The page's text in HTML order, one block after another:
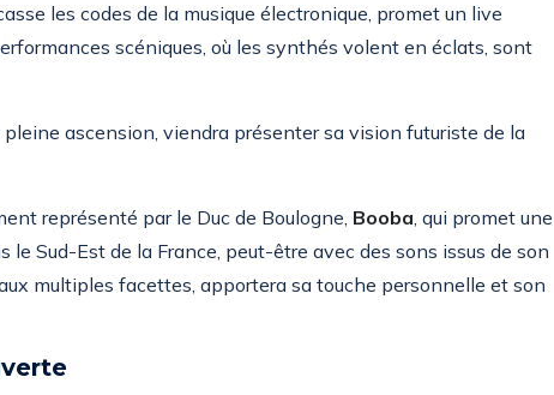
les codes de la musique électronique, promet un live
scéniques, où les synthés volent en éclats, sont
pleine ascension, viendra présenter sa vision futuriste de la
représenté par le Duc de Boulogne, Booba, qui promet une
le Sud-Est de la France, peut-être avec des sons issus de son
multiples facettes, apportera sa touche personnelle et son